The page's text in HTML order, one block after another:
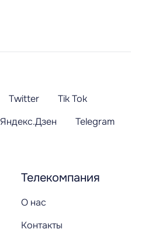
Телекомпания
О нас
Контакты
Twitter
Tik Tok
Яндекс.Дзен
Telegram